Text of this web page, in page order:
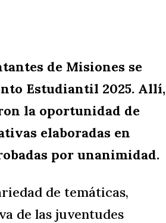
de Misiones se
Estudiantil 2025. Allí,
la oportunidad de
elaboradas en
por unanimidad.
de temáticas,
de las juventudes